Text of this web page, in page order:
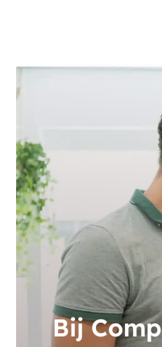
Bij